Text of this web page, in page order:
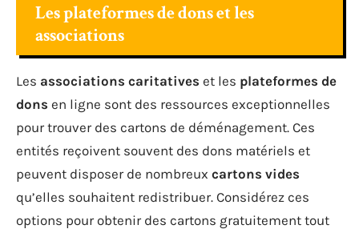
Les plateformes de dons et les
associations
Les associations caritatives et les plateformes de
dons en ligne sont des ressources exceptionnelles
pour trouver des cartons de déménagement. Ces
entités reçoivent souvent des dons matériels et
peuvent disposer de nombreux cartons vides
qu’elles souhaitent redistribuer. Considérez ces
options pour obtenir des cartons gratuitement tout